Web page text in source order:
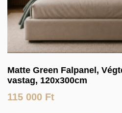
Matte Green Falpanel,
vastag, 120x300cm
115 000 Ft